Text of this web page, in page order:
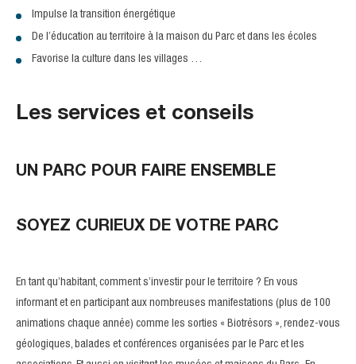
Impulse la transition énergétique
De l’éducation au territoire à la maison du Parc et dans les écoles
Favorise la culture dans les villages …
Les services et conseils
UN PARC POUR FAIRE ENSEMBLE
SOYEZ CURIEUX DE VOTRE PARC
En tant qu’habitant, comment s’investir pour le territoire ? En vous
informant et en participant aux nombreuses manifestations (plus de 100
animations chaque année) comme les sorties « Biotrésors », rendez-vous
géologiques, balades et conférences organisées par le Parc et les